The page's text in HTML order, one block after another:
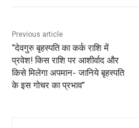
Previous article
“देवगुरु बृहस्पति का कर्क राशि में
प्रवेश! किस राशि पर आशीर्वाद और
किसे मिलेगा अपमान- जानिये बृहस्पति
के इस गोचर का प्रभाव”